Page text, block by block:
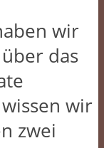
wir
das
wir
zwei